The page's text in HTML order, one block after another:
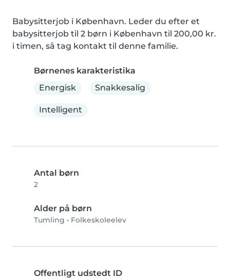
Babysitterjob i København. Leder du efter et
babysitterjob til 2 børn i København til 200,00 kr.
i timen, så tag kontakt til denne familie.
Børnenes karakteristika
Energisk
Snakkesalig
Intelligent
Antal børn
2
Alder på børn
Tumling • Folkeskoleelev
Offentligt udstedt ID